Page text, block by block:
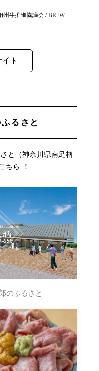
州牛推進協議会 /BREW
ト
るさと
と（神奈川県南足柄
ちら ！
のふるさと